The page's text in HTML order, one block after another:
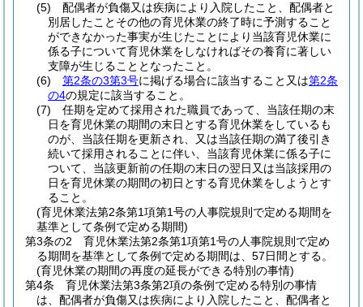
(5)
配偶者が負傷又は疾病により入院したこと、配偶者と
別居したことその他の育児休業の終了時に予測すること
ができなかった事実が生じたことにより当該育児休業に
係る子について育児休業をしなければその養育に著しい
支障が生じることとなったこと。
(6)
第2条の3第3号に掲げる場合に該当すること又は第2条
の4の規定に該当すること。
(7)
任期を定めて採用された職員であって、当該任期の末
日を育児休業の期間の末日とする育児休業をしているも
のが、当該任期を更新され、又は当該任期の満了後引き
続いて採用されることに伴い、当該育児休業に係る子に
ついて、当該更新前の任期の末日の翌日又は当該採用の
日を育児休業の期間の初日とする育児休業をしようとす
ること。
(育児休業法第2条第1項第1号の人事院規則で定める期間を
基準として条例で定める期間)
第3条の2
育児休業法第2条第1項第1号の人事院規則で定め
る期間を基準として条例で定める期間は、57日間とする。
(育児休業の期間の再度の延長ができる特別の事情)
第4条
育児休業法第3条第2項の条例で定める特別の事情
は、配偶者が負傷又は疾病により入院したこと、配偶者と